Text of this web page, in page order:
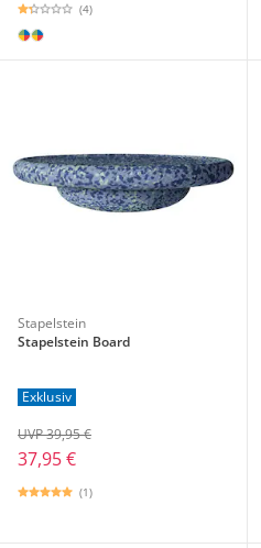
(4)
Stapelstein
Stapelstein Board
Exklusiv
37,95 €
UVP 39,95 €
(1)